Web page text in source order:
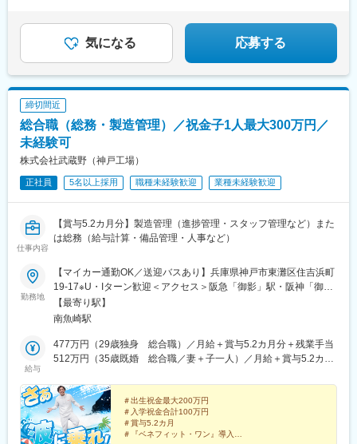
これからもずっと、安心して働ける！理想のキャリアを
実現。
気になる 応募する
締切間近
総合職（総務・製造管理）／祝金子1人最大300万円／
未経験可
株式会社武蔵野（神戸工場）
正社員 5名以上採用 職種未経験歓迎 業種未経験歓迎
仕事内容
【賞与5.2カ月分】製造管理（進捗管理・スタッフ管理など）また
は総務（給与計算・備品管理・人事など）
勤務地
【マイカー通勤OK／送迎バスあり】兵庫県神戸市東灘区住吉浜町
19-17※U・Iターン歓迎＜アクセス＞阪急「御影」駅・阪神「御
影」駅・JR「住吉」駅より社員専用送迎バスあり＼借り上げ社宅
制度／家賃の8割を会社が負担する借り上げ社宅を完備。希望すれ
タートできます。もちろん、I・Uターンも大歓迎です！※受動喫煙
対策あり
【最寄り駅】
南魚崎駅
給与
477万円（29歳独身 総合職）／月給＋賞与5.2カ月分＋残業手当
512万円（35歳既婚 総合職／妻＋子一人）／月給＋賞与5.2カ月
＃出生祝金最大200万円
＃入学祝金合計100万円
＃賞与5.2カ月
＃『ベネフィット・ワン』導入